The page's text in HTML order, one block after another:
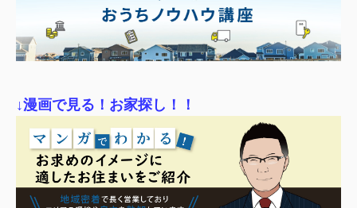
↓漫画で見る！お家探し！！